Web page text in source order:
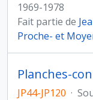
1969-1978
Fait partie de
Proche- et
Planches-
JP44-JP120 ·